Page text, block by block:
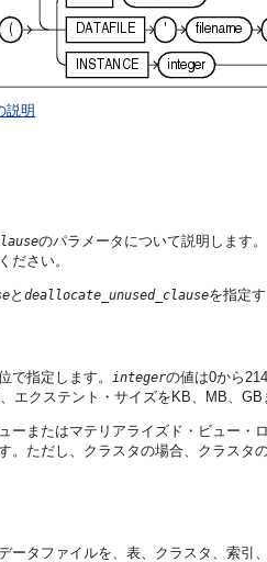
説明
のパラメータについて説明します
ださい。
と deallocate_unused_clauseを指定
で指定します。 integerの値は0から
エクステント・サイズをKB、MB、
ーまたはマテリアライズド・ビュー・
。ただし、クラスタの場合、クラス
ータファイルを、表、クラスタ、索